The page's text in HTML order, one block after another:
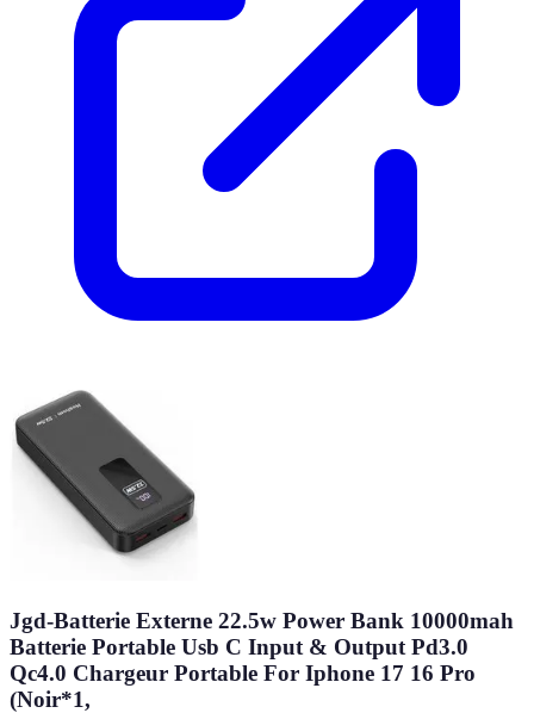
Jgd-Batterie Externe 22.5w Power Bank 10000mah
Batterie Portable Usb C Input & Output Pd3.0
Qc4.0 Chargeur Portable For Iphone 17 16 Pro
(Noir*1,